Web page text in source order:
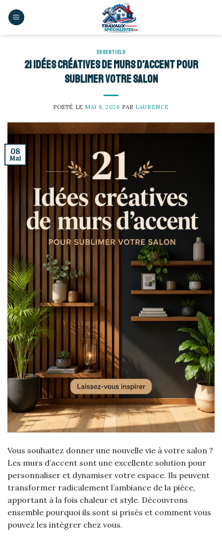
ESSENTIELS
21 idées créatives de murs d’accent pour
sublimer votre salon
POSTÉ LE MAI 8, 2026 PAR LAURENCE
08
Mai
Vous souhaitez donner une nouvelle vie à votre salon ?
Les murs d’accent sont une excellente solution pour
personnaliser et dynamiser votre espace. Ils peuvent
transformer radicalement l’ambiance de la pièce,
apportant à la fois chaleur et style. Découvrons
ensemble pourquoi ils sont si prisés et comment vous
pouvez les intégrer chez vous.